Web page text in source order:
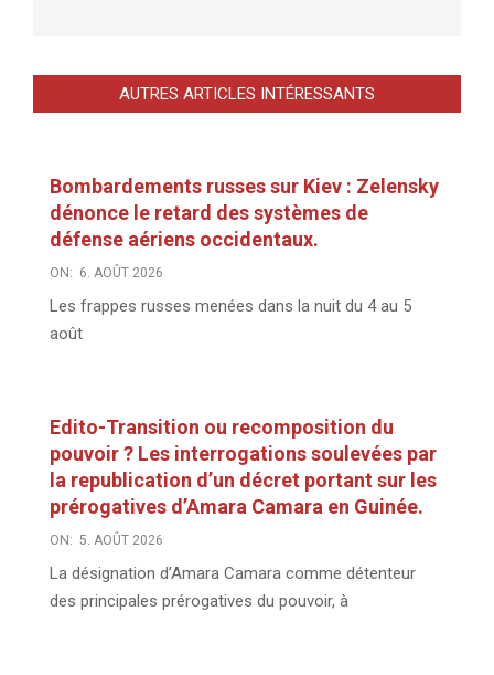
AUTRES ARTICLES INTÉRESSANTS
Bombardements russes sur Kiev : Zelensky
dénonce le retard des systèmes de
défense aériens occidentaux.
ON: 6. AOÛT 2026
Les frappes russes menées dans la nuit du 4 au 5
août
Edito-Transition ou recomposition du
pouvoir ? Les interrogations soulevées par
la republication d’un décret portant sur les
prérogatives d’Amara Camara en Guinée.
ON: 5. AOÛT 2026
La désignation d’Amara Camara comme détenteur
des principales prérogatives du pouvoir, à